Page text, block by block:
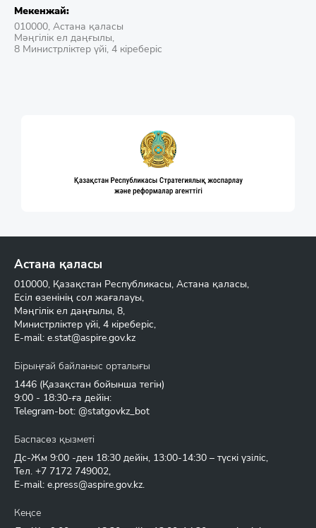
Мекенжай:
010000, Астана қаласы
Мәңгілік ел даңғылы,
8 Министрліктер үйі, 4 кіреберіс
Астана қаласы
010000, Қазақстан Республикасы, Астана қаласы,
Есіл өзенінің сол жағалауы,
Мәңгілік ел даңғылы, 8,
Министрліктер үйі, 4 кіреберіс,
E-mail: e.stat@aspire.gov.kz
Бірыңғай байланыс орталығы
1446 (Қазақстан бойынша тегін)
9:00 - 18:30-ға дейін:
Telegram-bot: @statgovkz_bot
Баспасөз қызметі
Дс-Жм 9:00 -ден 18:30 дейін, 13:00-14:30 – түскі үзіліс,
Тел. +7 7172 749002,
E-mail: e.press@aspire.gov.kz.
Кеңсе